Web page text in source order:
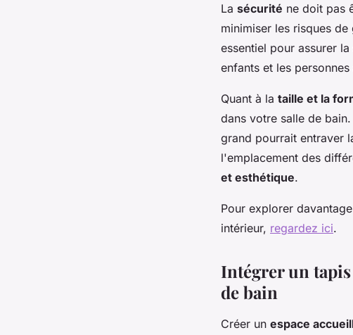
La sécurité ne doit pas
minimiser les risques
essentiel pour assurer
enfants et les personnes
Quant à la taille et la
dans votre salle de
grand pourrait entraver
l'emplacement des
et esthétique.
Pour explorer
intérieur, regardez ici.
Intégrer un
de bain
Créer un espace